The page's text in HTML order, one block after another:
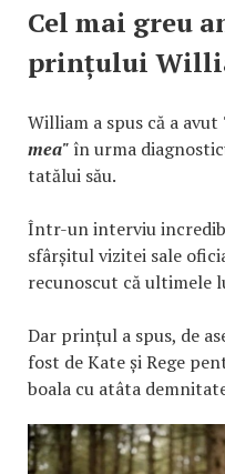
Cel mai greu
prințului
William a spus că a avut
mea" în urma
tatălui său.
Într-un interviu
sfârșitul vizitei sale
recunoscut că ultimele
Dar prințul a spus, de
fost de Kate și Rege
boala cu atâta